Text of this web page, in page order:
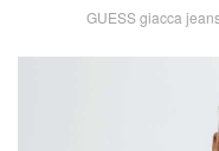
GUESS giacca